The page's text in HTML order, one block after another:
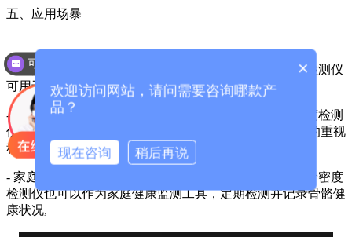
五、应用场暴
- 医疗机构:在骨科、内分泌科等科室中，便携式骨密度检测仪
可用于常规体检和疾病筛查。
- 社区与学校:在社区活动中心、学校等场所，便式骨密度检测
仪可用干大规模的骨骼健康普音，提高公众对骨骼健康的重视
程度。
- 家庭健康监测:对于关注自身骨骼健康的个人，便携式骨密度
检测仪也可以作为家庭健康监测工具，定期检测并记录骨骼健
康状况,
×
欢迎访问网站，请问需要咨询哪款产
品？
现在咨询 稍后再说